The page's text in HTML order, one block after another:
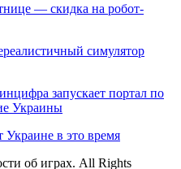
— скидка на робот-
симулятор
запускает портал по
Украины
Украине в это время
об играх. All Rights